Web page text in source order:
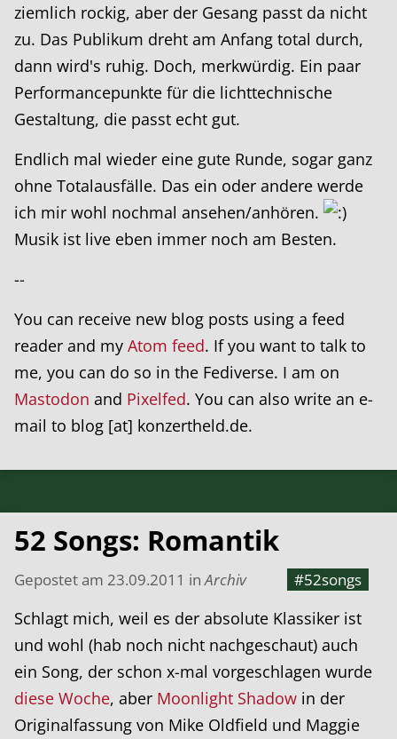
ziemlich rockig, aber der Gesang passt da nicht
zu. Das Publikum dreht am Anfang total durch,
dann wird's ruhig. Doch, merkwürdig. Ein paar
Performancepunkte für die lichttechnische
Gestaltung, die passt echt gut.
Endlich mal wieder eine gute Runde, sogar ganz
ohne Totalausfälle. Das ein oder andere werde
ich mir wohl nochmal ansehen/anhören.
Musik ist live eben immer noch am Besten.
--
You can receive new blog posts using a feed
reader and my Atom feed. If you want to talk to
me, you can do so in the Fediverse. I am on
Mastodon and Pixelfed. You can also write an e-
mail to blog [at] konzertheld.de.
52 Songs: Romantik
Gepostet am 23.09.2011 inArchiv
#52songs
Schlagt mich, weil es der absolute Klassiker ist
und wohl (hab noch nicht nachgeschaut) auch
ein Song, der schon x-mal vorgeschlagen wurde
diese Woche, aber Moonlight Shadow in der
Originalfassung von Mike Oldfield und Maggie